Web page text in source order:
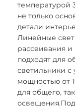
температурой
не только
детали
Линейные
рассеивания
подходят для
светильники с
мощностью от
для общего,